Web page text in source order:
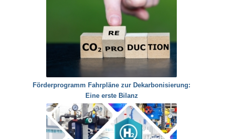
Förderprogramm Fahrpläne zur Dekarbonisierung:
Eine erste Bilanz